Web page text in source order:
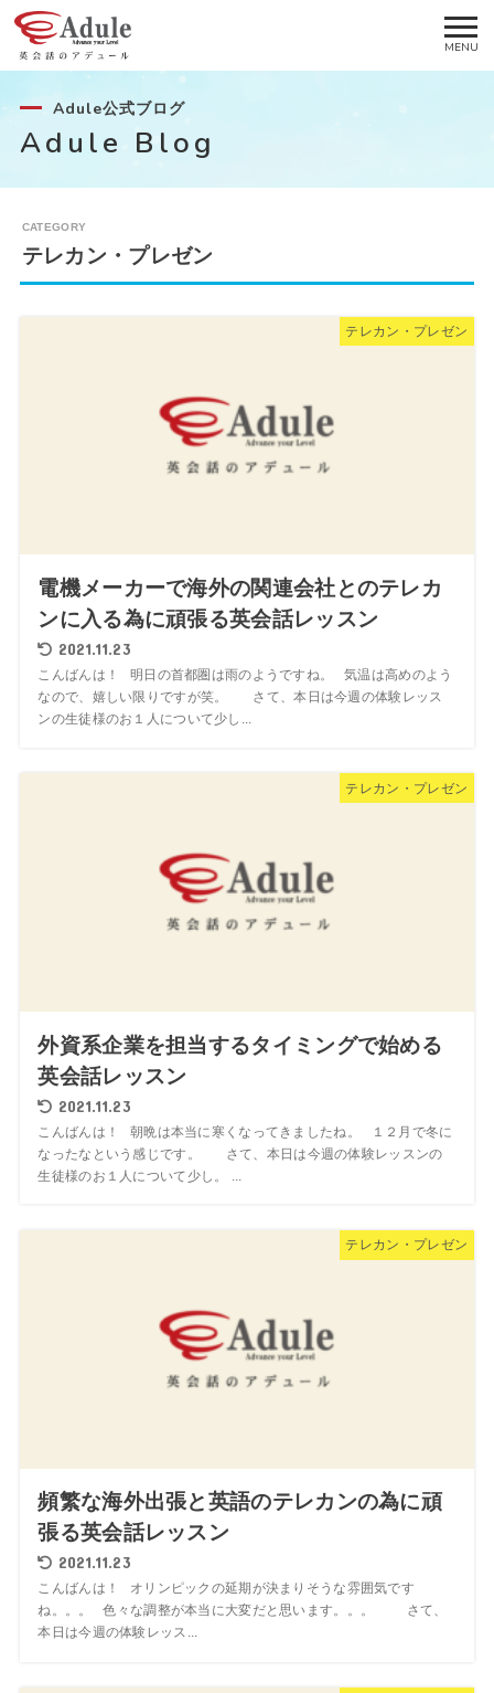
Adule公式ブログ
Adule Blog
テレカン・プレゼン
テレカン・プレゼン
電機メーカーで海外の関連会社とのテレカ
ンに入る為に頑張る英会話レッスン
2021.11.23
こんばんは！ 明日の首都圏は雨のようですね。 気温は高めのよう
なので、嬉しい限りですが笑。 さて、本日は今週の体験レッス
ンの生徒様のお１人について少し...
テレカン・プレゼン
外資系企業を担当するタイミングで始める
英会話レッスン
2021.11.23
こんばんは！ 朝晩は本当に寒くなってきましたね。 １２月で冬に
なったなという感じです。 さて、本日は今週の体験レッスンの
生徒様のお１人について少し。 ...
テレカン・プレゼン
頻繁な海外出張と英語のテレカンの為に頑
張る英会話レッスン
2021.11.23
こんばんは！ オリンピックの延期が決まりそうな雰囲気です
ね。。。 色々な調整が本当に大変だと思います。。。 さて、
本日は今週の体験レッス...